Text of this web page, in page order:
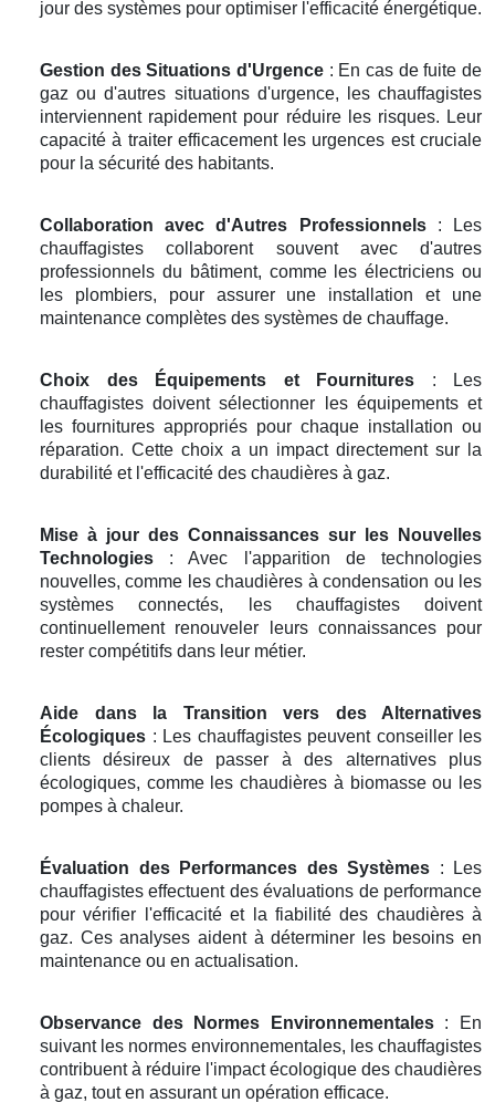
jour des systèmes pour optimiser l'efficacité énergétique.
Gestion des Situations d'Urgence : En cas de fuite de
gaz ou d'autres situations d'urgence, les chauffagistes
interviennent rapidement pour réduire les risques. Leur
capacité à traiter efficacement les urgences est cruciale
pour la sécurité des habitants.
Collaboration avec d'Autres Professionnels: Les
chauffagistes collaborent souvent avec d'autres
professionnels du bâtiment, comme les électriciens ou
les plombiers, pour assurer une installation et une
maintenance complètes des systèmes de chauffage.
Choix des Équipements et Fournitures : Les
chauffagistes doivent sélectionner les équipements et
les fournitures appropriés pour chaque installation ou
réparation. Cette choix a un impact directement sur la
durabilité et l'efficacité des chaudières à gaz.
Mise à jour des Connaissances sur les Nouvelles
Technologies : Avec l'apparition de technologies
nouvelles, comme les chaudières à condensation ou les
systèmes connectés, les chauffagistes doivent
continuellement renouveler leurs connaissances pour
rester compétitifs dans leur métier.
Aide dans la Transition vers des Alternatives
Écologiques : Les chauffagistes peuvent conseiller les
clients désireux de passer à des alternatives plus
écologiques, comme les chaudières à biomasse ou les
pompes à chaleur.
Évaluation des Performances des Systèmes : Les
chauffagistes effectuent des évaluations de performance
pour vérifier l'efficacité et la fiabilité des chaudières à
gaz. Ces analyses aident à déterminer les besoins en
maintenance ou en actualisation.
Observance des Normes Environnementales: En
suivant les normes environnementales, les chauffagistes
contribuent à réduire l'impact écologique des chaudières
à gaz, tout en assurant un opération efficace.